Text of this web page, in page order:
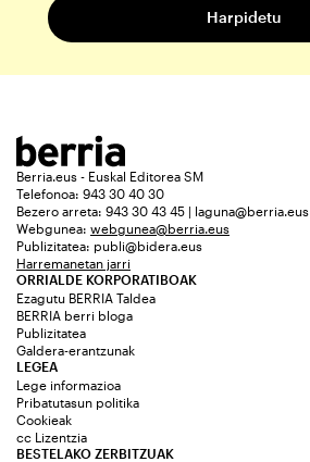
Berria.eus - Euskal Editorea SM
Telefonoa: 943 30 40 30
Bezero arreta: 943 30 43 45 | laguna@berria.eus
Webgunea: webgunea@berria.eus
Publizitatea: publi@bidera.eus
Harremanetan jarri
ORRIALDE KORPORATIBOAK
Ezagutu BERRIA Taldea
BERRIA berri bloga
Publizitatea
Galdera-erantzunak
LEGEA
Lege informazioa
Pribatutasun politika
Cookieak
cc Lizentzia
BESTELAKO ZERBITZUAK